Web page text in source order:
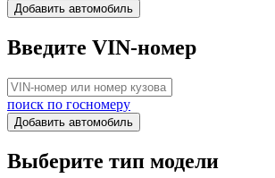
Добавить автомобиль
Введите VIN-номер
поиск по госномеру
Добавить автомобиль
Выберите тип модели